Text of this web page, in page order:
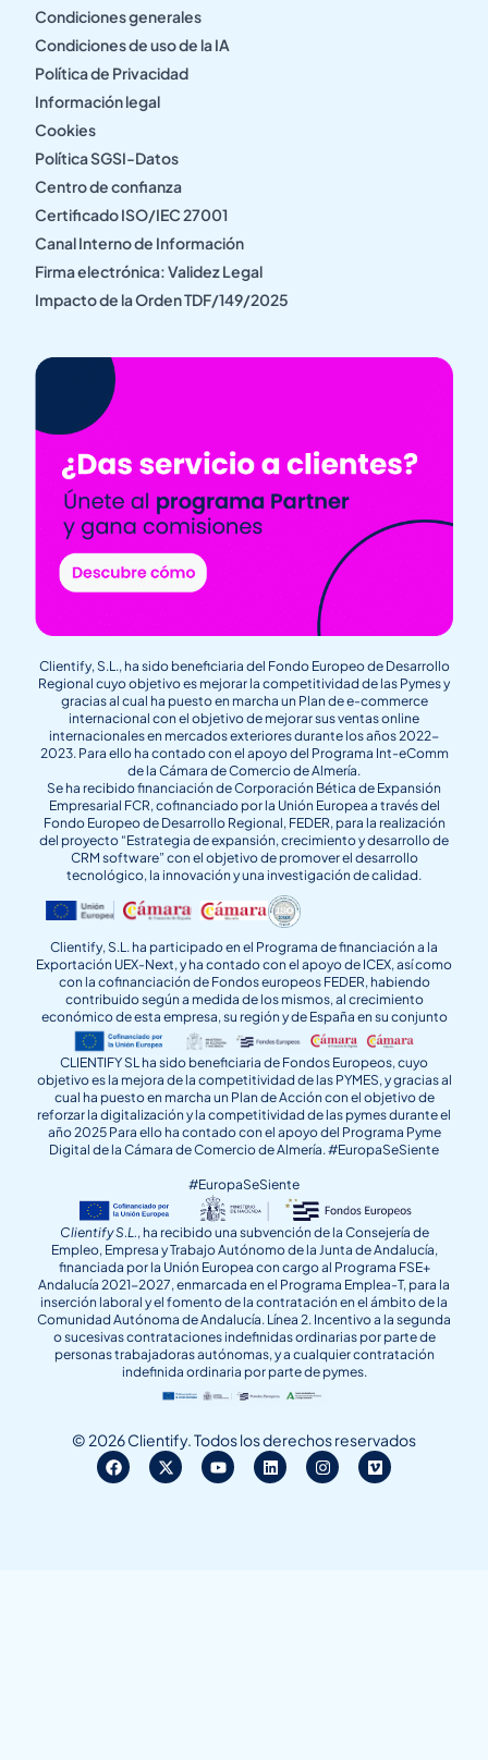
Condiciones generales
Condiciones de uso de la IA
Política de Privacidad
Información legal
Cookies
Política SGSI-Datos
Centro de confianza
Certificado ISO/IEC 27001
Canal Interno de Información
Firma electrónica: Validez Legal
Impacto de la Orden TDF/149/2025
Clientify, S.L., ha sido beneficiaria del Fondo Europeo de Desarrollo
Regional cuyo objetivo es mejorar la competitividad de las Pymes y
gracias al cual ha puesto en marcha un Plan de e-commerce
internacional con el objetivo de mejorar sus ventas online
internacionales en mercados exteriores durante los años 2022-
2023. Para ello ha contado con el apoyo del Programa Int-eComm
de la Cámara de Comercio de Almería.
Se ha recibido financiación de Corporación Bética de Expansión
Empresarial FCR, cofinanciado por la Unión Europea a través del
Fondo Europeo de Desarrollo Regional, FEDER, para la realización
del proyecto “Estrategia de expansión, crecimiento y desarrollo de
CRM software” con el objetivo de promover el desarrollo
tecnológico, la innovación y una investigación de calidad.
Clientify, S.L. ha participado en el Programa de financiación a la
Exportación UEX-Next, y ha contado con el apoyo de ICEX, así como
con la cofinanciación de Fondos europeos FEDER, habiendo
contribuido según a medida de los mismos, al crecimiento
económico de esta empresa, su región y de España en su conjunto
CLIENTIFY SL ha sido beneficiaria de Fondos Europeos, cuyo
objetivo es la mejora de la competitividad de las PYMES, y gracias al
cual ha puesto en marcha un Plan de Acción con el objetivo de
reforzar la digitalización y la competitividad de las pymes durante el
año 2025 Para ello ha contado con el apoyo del Programa Pyme
Digital de la Cámara de Comercio de Almería. #EuropaSeSiente
#EuropaSeSiente
Clientify S.L., ha recibido una subvención de la Consejería de
Empleo, Empresa y Trabajo Autónomo de la Junta de Andalucía,
financiada por la Unión Europea con cargo al Programa FSE+
Andalucía 2021-2027, enmarcada en el Programa Emplea-T, para la
inserción laboral y el fomento de la contratación en el ámbito de la
Comunidad Autónoma de Andalucía. Línea 2. Incentivo a la segunda
o sucesivas contrataciones indefinidas ordinarias por parte de
personas trabajadoras autónomas, y a cualquier contratación
indefinida ordinaria por parte de pymes.
© 2026 Clientify. Todos los derechos reservados